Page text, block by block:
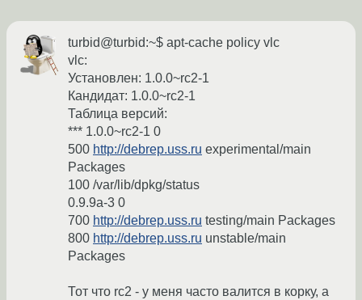
turbid@turbid:~$ apt-cache policy vlc
vlc:
Установлен: 1.0.0~rc2-1
Кандидат: 1.0.0~rc2-1
Таблица версий:
*** 1.0.0~rc2-1 0
500 http://debrep.uss.ru experimental/main
Packages
100 /var/lib/dpkg/status
0.9.9a-3 0
700 http://debrep.uss.ru testing/main Packages
800 http://debrep.uss.ru unstable/main
Packages
Тот что rc2 - у меня часто валится в корку, а